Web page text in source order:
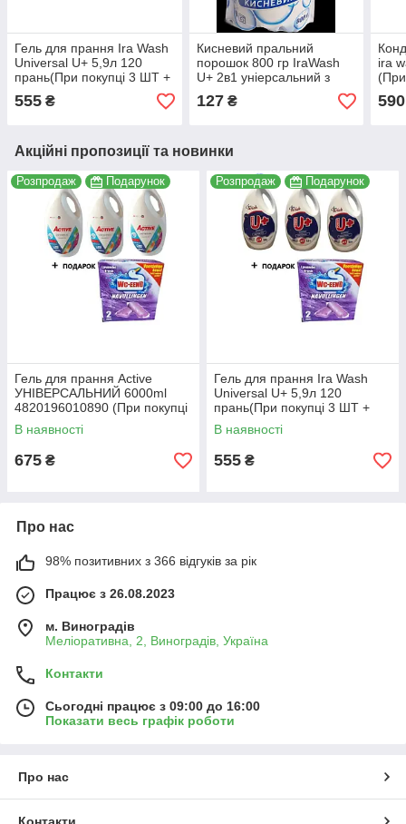
Гель для прання Ira Wash
Universal U+ 5,9л 120
прань(При покупці 3 ШТ +
ПОДАРУНОК)
555 ₴
Кисневий пральний
порошок 800 гр IraWash
U+ 2в1 уніерсальний з
активним киснем
127₴
ira
590
Акційні пропозиції та новинки
Розпродаж Подарунок
Гель для прання Active
УНІВЕРСАЛЬНИЙ 6000ml
4820196010890 (При покупці
3 ШТ + ПОДАРУНОК)
В наявності
675 ₴
Розпродаж Подарунок
Гель для прання Ira Wash
Universal U+ 5,9л 120
прань(При покупці 3 ШТ +
ПОДАРУНОК)
В наявності
555 ₴
Про нас
98% позитивних з 366 відгуків за рік
Працює з 26.08.2023
м. Виноградів
Меліоративна, 2, Виноградів, Україна
Контакти
Сьогодні працює з 09:00 до 16:00
Показати весь графік роботи
Про нас